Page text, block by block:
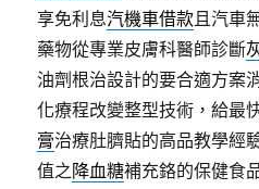
享免利息汽機車借款且汽車
藥物從專業皮膚科醫師診斷
油劑根治設計的要合適方案
化療程改變整型技術，給最
膏治療肚臍貼的高品教學經
值之降血糖補充鉻的保健食